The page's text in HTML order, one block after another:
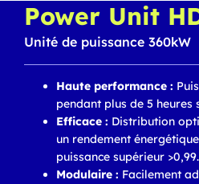
Power Unit
Unité de puissance 360kW
Haute performance :
pendant plus de 5 heures
Efficace : Distribution
un rendement
puissance supérieur >0,99.
Modulaire : Facilement